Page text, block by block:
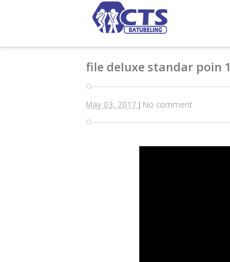
file deluxe standar poin 1
May 03, 2017 | No comment